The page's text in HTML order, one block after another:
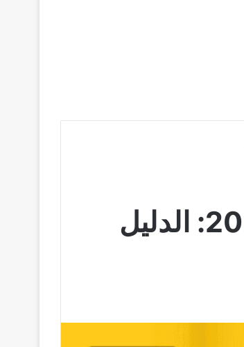
ترجمة وتصديق المستندات الرسمية في ألمانيا 2026: الدليل